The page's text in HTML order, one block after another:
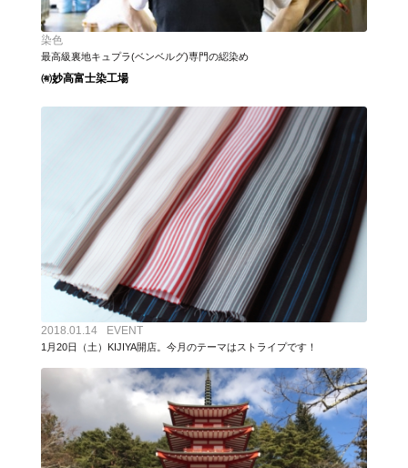
染色
最高級裏地キュプラ(ベンベルグ)専門の綛染め
㈲妙高富士染工場
2018.01.14 EVENT
1月20日（土）KIJIYA開店。今月のテーマはストライプです！